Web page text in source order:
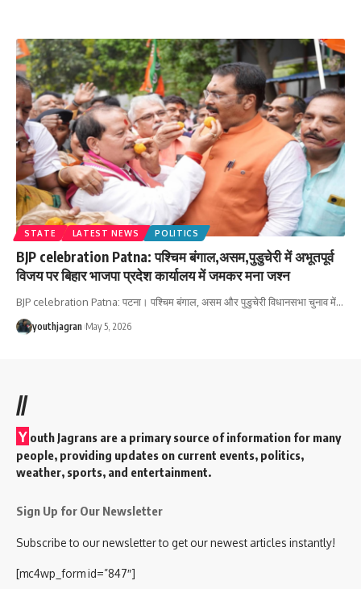
STATE LATEST NEWS POLITICS
BJP celebration Patna: पश्चिम बंगाल,असम,पुडुचेरी में अभूतपूर्व
विजय पर बिहार भाजपा प्रदेश कार्यालय में जमकर मना जश्न
‎BJP celebration Patna: पटना। पश्चिम बंगाल, असम और पुडुचेरी विधानसभा चुनाव में…
youthjagran May 5, 2026
//
Y outh Jagrans are a primary source of information for many
people, providing updates on current events, politics,
weather, sports, and entertainment.
Sign Up for Our Newsletter
Subscribe to our newsletter to get our newest articles instantly!
[mc4wp_form id=”847″]